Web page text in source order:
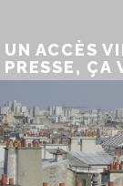
UN ACCÈS
PRESSE, ÇA